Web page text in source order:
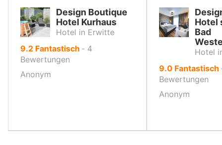
Design Boutique
Hotel Kurhaus
Hotel in Erwitte
9.2 von
10,
Fantastisch ‐ 4
Bewertungen
Anonym
Hotel
Bad
Hotel
9.0von
10,
Fantastisch
Bewertungen
Anonym